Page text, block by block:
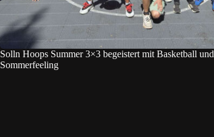
Solln Hoops Summer 3×3 begeistert mit Basketball und
Sommerfeeling